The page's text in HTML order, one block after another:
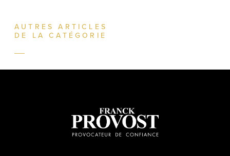
AUTRES ARTICLES
DE LA CATÉGORIE